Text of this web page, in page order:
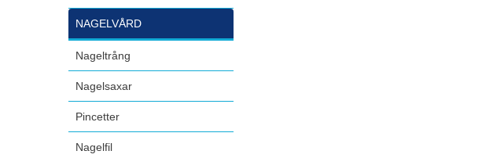
NAGELVÅRD
Nageltrång
Nagelsaxar
Pincetter
Nagelfil